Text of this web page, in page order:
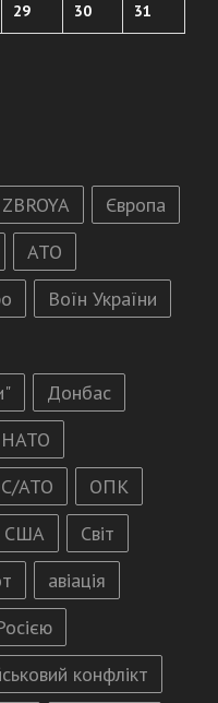
29 30 31
ZBROYA
Європа
АТО
Воїн України
Донбас
НАТО
АТО
ОПК
США
Світ
авіація
конфлікт